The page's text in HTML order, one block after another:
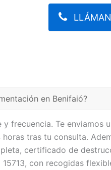
en Benifaió?
frecuencia. Te enviamos
tras tu consulta.
certificado de
con recogidas